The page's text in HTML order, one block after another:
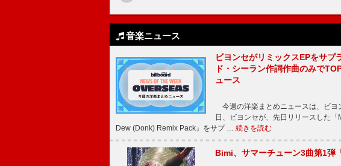
音楽ニュース
ビヨンセがリミックスEPをサプ
ド・シーラン作詞作曲のみで
ュース
今週の洋楽まとめニュースは、ビ
日、ビヨンセが、先日リリースした
Dew (Donk) Remix Pack』をサプ … 続きを読む
Bimi、サマーチューン3曲第1弾